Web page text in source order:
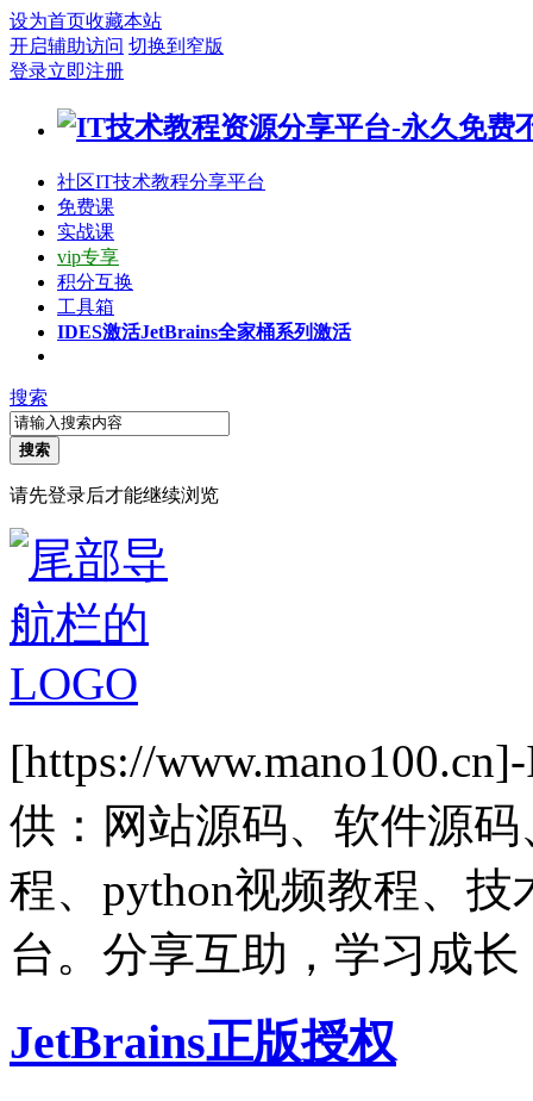
设为首页收藏本站
开启辅助访问 切换到窄版
登录立即注册
社区IT技术教程分享平台
免费课
实战课
vip专享
积分互换
工具箱
IDES激活JetBrains全家桶系列激活
搜索
搜索
请先登录后才能继续浏览
[https://
供：网站源码、软件源
程、python视频教程、
台。分享互助，学习成长
JetBrains正版授权